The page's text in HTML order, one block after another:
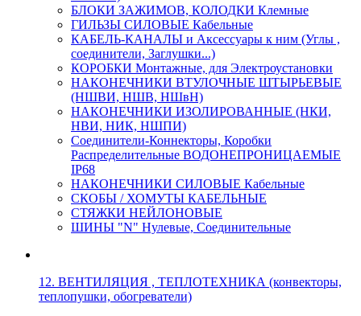
БЛОКИ ЗАЖИМОВ, КОЛОДКИ Клемные
ГИЛЬЗЫ СИЛОВЫЕ Кабельные
КАБЕЛЬ-КАНАЛЫ и Аксессуары к ним (Углы ,
соединители, Заглушки...)
КОРОБКИ Монтажные, для Электроустановки
НАКОНЕЧНИКИ ВТУЛОЧНЫЕ ШТЫРЬЕВЫЕ
(НШВИ, НШВ, НШвН)
НАКОНЕЧНИКИ ИЗОЛИРОВАННЫЕ (НКИ,
НВИ, НИК, НШПИ)
Соединители-Коннекторы, Коробки
Распределительные ВОДОНЕПРОНИЦАЕМЫЕ
IP68
НАКОНЕЧНИКИ СИЛОВЫЕ Кабельные
СКОБЫ / ХОМУТЫ КАБЕЛЬНЫЕ
СТЯЖКИ НЕЙЛОНОВЫЕ
ШИНЫ "N" Нулевые, Соединительные
12. ВЕНТИЛЯЦИЯ , ТЕПЛОТЕХНИКА (конвекторы,
теплопушки, обогреватели)